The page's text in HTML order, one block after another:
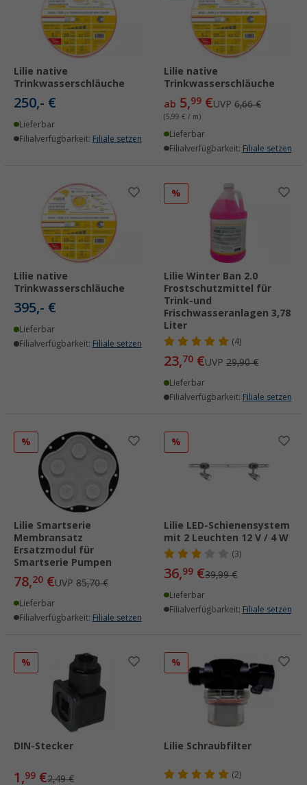
Lilie native
Trinkwasserschläuche
250,- €
Lieferbar
Filialverfügbarkeit: Filiale setzen
Lilie native
Trinkwasserschläuche
ab 5,99 €UVP 6,66 €
(5,99 € / m)
Lieferbar
Filialverfügbarkeit: Filiale setzen
Lilie native
Trinkwasserschläuche
395,- €
Lieferbar
Filialverfügbarkeit: Filiale setzen
%
Lilie Winter Ban 2.0
Frostschutzmittel für
Trink-und
Frischwasseranlagen 3,78
Liter
(4)
23,70 €UVP 29,90 €
Lieferbar
Filialverfügbarkeit: Filiale setzen
%
Lilie Smartserie
Membransatz
Ersatzmodul für
Smartserie Pumpen
78,20 €UVP 85,70 €
Lieferbar
Filialverfügbarkeit: Filiale setzen
%
Lilie LED-Schienensystem
mit 2 Leuchten 12 V / 4 W
(3)
36,99 €39,99 €
Lieferbar
Filialverfügbarkeit: Filiale setzen
%
DIN-Stecker
1,99 €2,49 €
%
Lilie Schraubfilter
(2)